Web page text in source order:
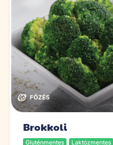
Brokkoli
Gluténmentes
Laktózmentes